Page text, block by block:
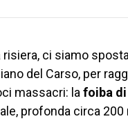
ci siamo
del Carso, per
massacri: la foiba
profonda circa 200